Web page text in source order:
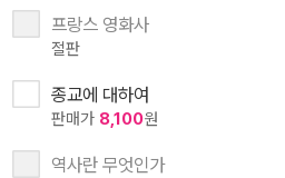
프랑스 영화사
절판
종교에 대하여
판매가 8,100원
역사란 무엇인가